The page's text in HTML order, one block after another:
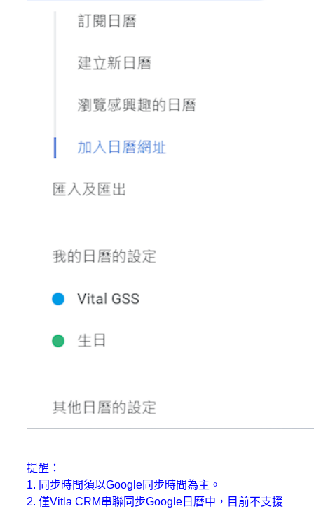
提醒：
1. 同步時間須以Google同步時間為主。
2. 僅Vitla CRM串聯同步Google日曆中，目前不支援